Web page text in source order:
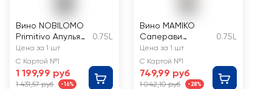
Вино NOBILOMO
Primitivo Апулья
сортовое
красное сухое
0.75L
Цена за 1 шт
С Картой №1
1 199,99 руб
1 431,57 руб -16%
Вино MAMIKO
Саперави
ординарное
сортовое
красное сухое
0.75L
Цена за 1 шт
С Картой №1
749,99 руб
1 042,10 руб -28%